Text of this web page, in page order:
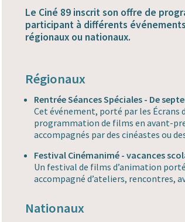
Le Ciné 89 inscrit son offre de
participant à différents
régionaux ou nationaux.
Régionaux
Rentrée Séances Spéciales - De
Cet événement, porté par les Écrans
programmation de films en avant-
accompagnés par des cinéastes ou
Festival Cinémanimé - vacances
Un festival de films d’animation porté
accompagné d’ateliers, rencontres,
Nationaux